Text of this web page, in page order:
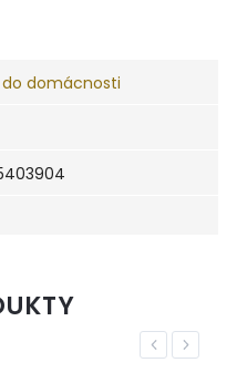
do domácnosti
Previous
Next